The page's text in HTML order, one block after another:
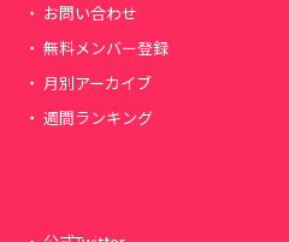
お問い合わせ
無料メンバー登録
月別アーカイブ
週間ランキング